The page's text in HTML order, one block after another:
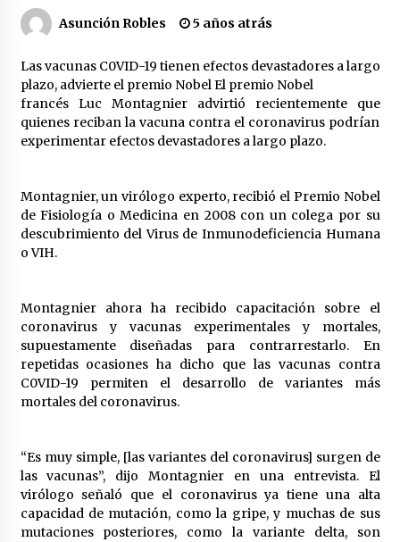
3 semanas atrás
Detienen a funcionario por presunto homicidio
del periodista Josué Martínez
3 semanas atrás
2 meses atrás
Laura Itzel Castillo será la nueva secretaria de
Sheinbaum descarta reunión entre CNTE y
Segob: «ya dimos nuestras propuestas»
2 meses atrás
políticos mexicanos que protegen al narco”
Trump anuncia acuerdo con Irán y el fin de
operaciones militares entre ambos países
2 meses atrás
Asunción Robles 5 años atrás
Las vacunas C0VID-19 tienen efectos devastadores a largo
plazo, advierte el premio Nobel El premio Nobel
francés Luc Montagnier advirtió recientemente que
quienes reciban la vacuna contra el coronavirus podrían
experimentar efectos devastadores a largo plazo.
Montagnier, un virólogo experto, recibió el Premio Nobel
de Fisiología o Medicina en 2008 con un colega por su
descubrimiento del Virus de Inmunodeficiencia Humana
o VIH.
Montagnier ahora ha recibido capacitación sobre el
coronavirus y vacunas experimentales y mortales,
supuestamente diseñadas para contrarrestarlo. En
repetidas ocasiones ha dicho que las vacunas contra
C0VID-19 permiten el desarrollo de variantes más
mortales del coronavirus.
“Es muy simple, [las variantes del coronavirus] surgen de
las vacunas”, dijo Montagnier en una entrevista. El
virólogo señaló que el coronavirus ya tiene una alta
capacidad de mutación, como la gripe, y muchas de sus
mutaciones posteriores, como la variante delta, son